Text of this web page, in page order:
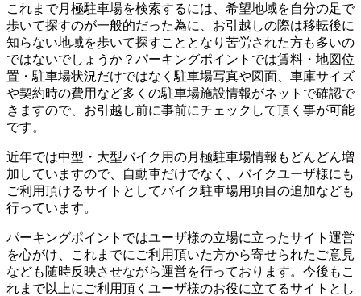
これまで月極駐車場を検索するには、希望地域を自分の足で
歩いて探すのが一般的だった為に、お引越しの際は移転後に
知らない地域を歩いて探すこととなり苦労された方も多いの
ではないでしょうか？パーキングポイントでは賃料・地図位
置・駐車場状況だけではなく駐車場写真や図面、車庫サイズ
や契約時の費用など多くの駐車場施設情報がネットで確認で
きますので、お引越し前に事前にチェックして頂く事が可能
です。
近年では中型・大型バイク用の月極駐車場情報もどんどん増
加していますので、自動車だけでなく、バイクユーザ様にも
ご利用頂けるサイトとしてバイク駐車場用項目の追加なども
行っています。
パーキングポイントではユーザ様の立場に立ったサイト運営
を心がけ、これまでにご利用頂いた方から寄せられたご意見
なども随時反映させながら運営を行っております。今後もこ
れまで以上にご利用頂くユーザ様のお役に立てるサイトとし